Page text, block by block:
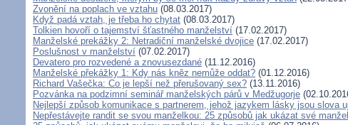
Zvonění na poplach ve vztahu (08.03.2017)
Když padá vztah, je třeba ho chytat (08.03.2017)
Tolkien hovoří o tajemství šťastného manželství (17.02.2017)
Manželské prekážky 2: Netradiční manželské dvojice (17.02.2017)
Poslušnost v manželství (07.02.2017)
Devatero pro rozvedené a znovusezdané (11.12.2016)
Manželské překážky 1: Kdy nás kněz nemůže oddat? (01.12.2016)
Richard Vašečka: Co je lepší než přerušovaný sex? (13.11.2016)
Pozvánka na podzimní seminář manželských párů v Medžugorje
Nejlepší způsob komunikace s partnerem, jehož jazykem lásky jsou slova
Nepřestávejte randit se svou manželkou: 25 způsobů jak ukázat své